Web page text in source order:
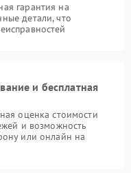
гарантия на
детали, что
и бесплатная
оценка стоимости
и возможность
или онлайн на